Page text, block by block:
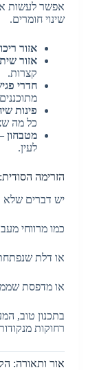
אפשר לעשות
שינוי חומרים.
אזור
אזור
קצרות.
חדרי
פינות
כל מה
מטבחון–
לעין.
הזרימה
יש דברים שלא
כמו מרווחי
או דלת
או מדפסת
בתכנון טוב,
רחוקות
אור ותאורה: